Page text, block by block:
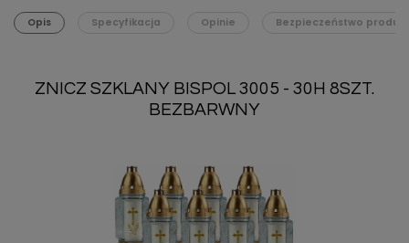
Opis Specyfikacja Opinie Bezpieczeństwo
ZNICZ SZKLANY BISPOL 3005 - 30H 8SZT.
BEZBARWNY